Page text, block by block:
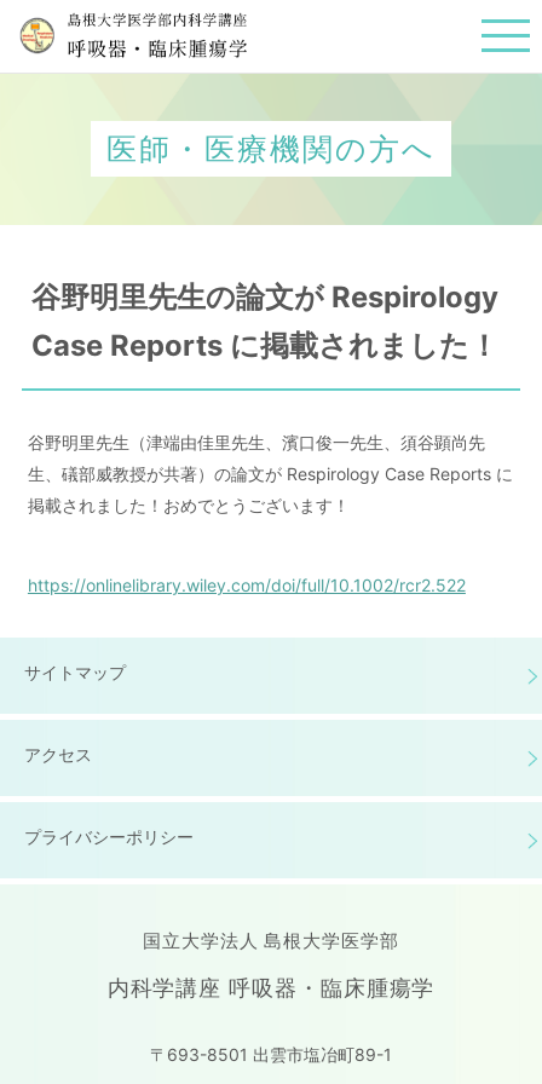
医師・医療機関の方へ
谷野明里先生の論文が Respirology
Case Reports に掲載されました！
谷野明里先生（津端由佳里先生、濱口俊一先生、須谷顕尚先
生、礒部威教授が共著）の論文が Respirology Case Reports に
掲載されました！おめでとうございます！
https://onlinelibrary.wiley.com/doi/full/10.1002/rcr2.522
サイトマップ
アクセス
プライバシーポリシー
国立大学法人 島根大学医学部
内科学講座 呼吸器・臨床腫瘍学
〒693-8501 出雲市塩冶町89-1